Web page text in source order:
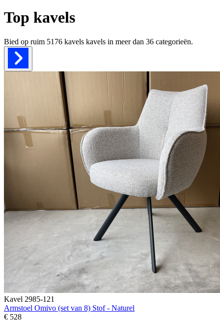
Top kavels
Bied op ruim 5176 kavels kavels in meer dan 36 categorieën.
Kavel 2985-121
Armstoel Omivo (set van 8) Stof - Naturel
€ 528